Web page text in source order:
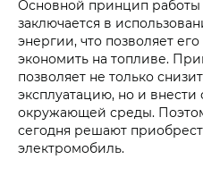
Основной принцип
заключается в
энергии, что позволяет
экономить на топливе.
позволяет не только
эксплуатацию, но и внести
окружающей среды.
сегодня решают
электромобиль.